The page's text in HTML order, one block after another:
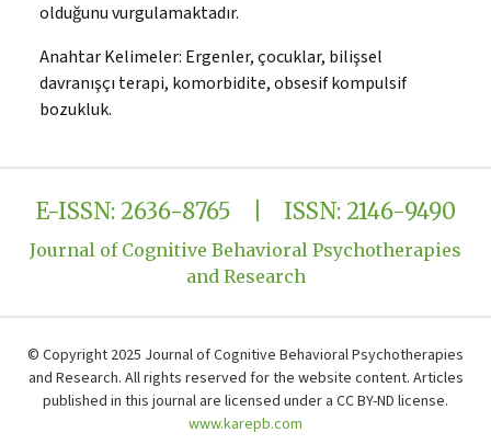
olduğunu vurgulamaktadır.
Anahtar Kelimeler: Ergenler, çocuklar, bilişsel
davranışçı terapi, komorbidite, obsesif kompulsif
bozukluk.
E-ISSN: 2636-8765 | ISSN: 2146-9490
Journal of Cognitive Behavioral Psychotherapies
and Research
© Copyright 2025 Journal of Cognitive Behavioral Psychotherapies
and Research. All rights reserved for the website content. Articles
published in this journal are licensed under a CC BY-ND license.
www.karepb.com